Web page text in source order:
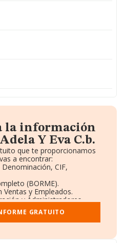
la información
Y Eva C.b.
que te proporcionamos
a encontrar:
CIF,
(BORME).
Ventas y Empleados.
y Administradores.
en otras empresas.
complementaria.
GRATUITO